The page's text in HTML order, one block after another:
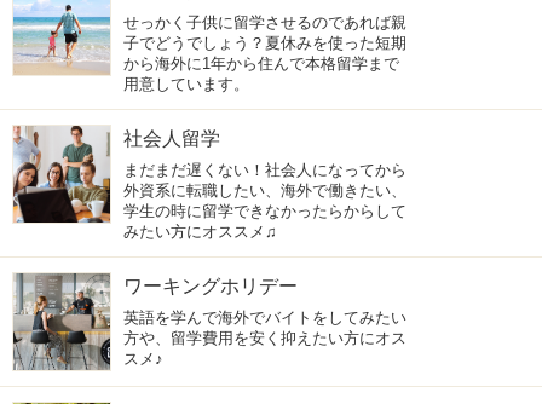
せっかく子供に留学させるのであれば親
子でどうでしょう？夏休みを使った短期
から海外に1年から住んで本格留学まで
用意しています。
社会人留学
まだまだ遅くない！社会人になってから
外資系に転職したい、海外で働きたい、
学生の時に留学できなかったらからして
みたい方にオススメ♫
ワーキングホリデー
英語を学んで海外でバイトをしてみたい
方や、留学費用を安く抑えたい方にオス
スメ♪